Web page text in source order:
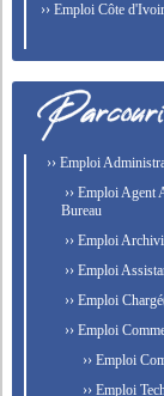
›› Emploi Côte
›› Emploi
›› Emploi Agent
Bureau
›› Emploi
›› Emploi
›› Emploi
›› Emploi
›› Emploi
›› Emploi